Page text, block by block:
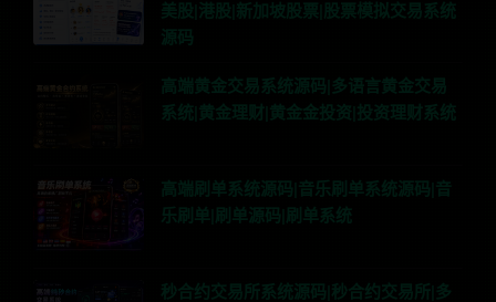
美股|港股|新加坡股票|股票模拟交易系统
源码
高端黄金交易系统源码|多语言黄金交易
系统|黄金理财|黄金金投资|投资理财系统
高端刷单系统源码|音乐刷单系统源码|音
乐刷单|刷单源码|刷单系统
秒合约交易所系统源码|秒合约交易所|多